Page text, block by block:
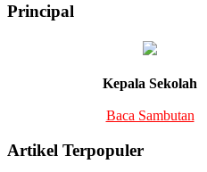
Principal
Kepala Sekolah
Baca Sambutan
Artikel Terpopuler